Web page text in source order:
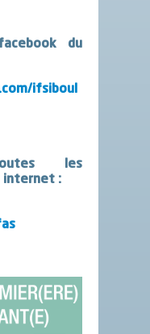
du
ifsiboul
les
internet :